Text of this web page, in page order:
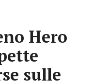
Hero
sulle